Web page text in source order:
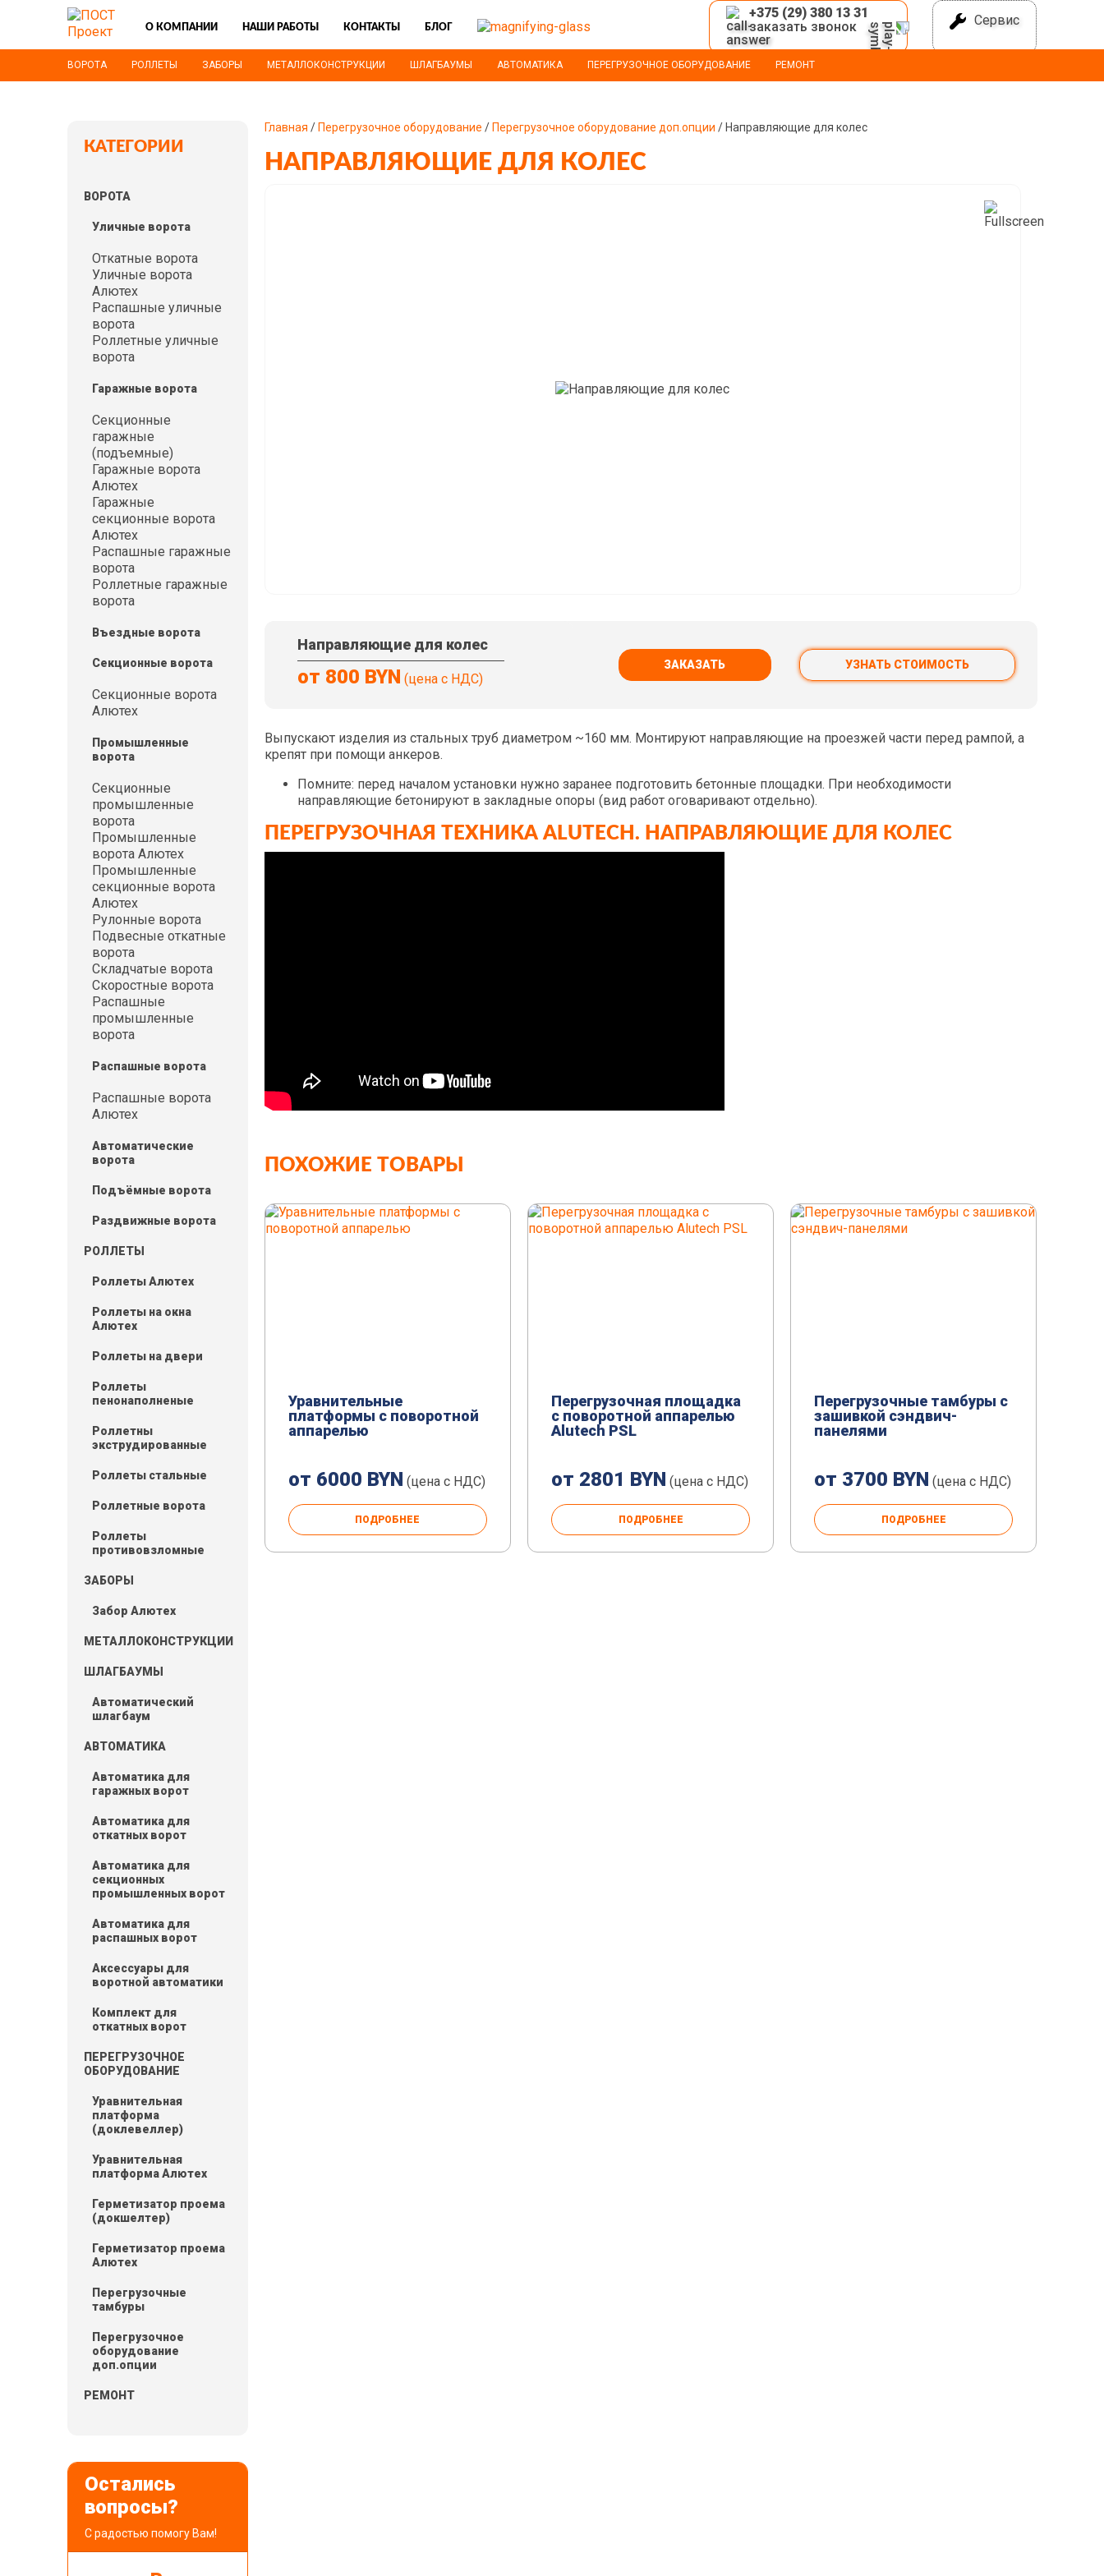
О КОМПАНИИ НАШИ РАБОТЫ КОНТАКТЫ БЛОГ
+375 (29) 380 13 31
заказать звонок
Сервис
ВОРОТА РОЛЛЕТЫ ЗАБОРЫ МЕТАЛЛОКОНСТРУКЦИИ ШЛАГБАУМЫ АВТОМАТИКА ПЕРЕГРУЗОЧНОЕ ОБОРУДОВАНИЕ РЕМОНТ
КАТЕГОРИИ
ВОРОТА
Уличные ворота
Откатные ворота
Уличные ворота
Алютех
Распашные уличные
ворота
Роллетные уличные
ворота
Гаражные ворота
Секционные
гаражные
(подъемные)
Гаражные ворота
Алютех
Гаражные
секционные ворота
Алютех
Распашные гаражные
ворота
Роллетные гаражные
ворота
Въездные ворота
Секционные ворота
Секционные ворота
Алютех
Промышленные
ворота
Секционные
промышленные
ворота
Промышленные
ворота Алютех
Промышленные
секционные ворота
Алютех
Рулонные ворота
Подвесные откатные
ворота
Складчатые ворота
Скоростные ворота
Распашные
промышленные
ворота
Распашные ворота
Распашные ворота
Алютех
Автоматические
ворота
Подъёмные ворота
Раздвижные ворота
РОЛЛЕТЫ
Роллеты Алютех
Роллеты на окна
Алютех
Роллеты на двери
Роллеты
пенонаполненые
Роллетны
экструдированные
Роллеты стальные
Роллетные ворота
Роллеты
противовзломные
ЗАБОРЫ
Забор Алютех
МЕТАЛЛОКОНСТРУКЦИИ
ШЛАГБАУМЫ
Автоматический
шлагбаум
АВТОМАТИКА
Автоматика для
гаражных ворот
Автоматика для
откатных ворот
Автоматика для
секционных
промышленных ворот
Автоматика для
распашных ворот
Аксессуары для
воротной автоматики
Комплект для
откатных ворот
ПЕРЕГРУЗОЧНОЕ
ОБОРУДОВАНИЕ
Уравнительная
платформа
(доклевеллер)
Уравнительная
платформа Алютех
Герметизатор проема
(докшелтер)
Герметизатор проема
Алютех
Перегрузочные
тамбуры
Перегрузочное
оборудование
доп.опции
РЕМОНТ
Остались
вопросы?
С радостью помогу Вам!
Главная / Перегрузочное оборудование / Перегрузочное оборудование доп.опции / Направляющие для колес
НАПРАВЛЯЮЩИЕ ДЛЯ КОЛЕС
Направляющие для колес
от 800 BYN (цена с НДС)
ЗАКАЗАТЬ УЗНАТЬ СТОИМОСТЬ
Выпускают изделия из стальных труб диаметром ~160 мм. Монтируют направляющие на проезжей части перед рампой, а
крепят при помощи анкеров.
Помните: перед началом установки нужно заранее подготовить бетонные площадки. При необходимости
направляющие бетонируют в закладные опоры (вид работ оговаривают отдельно).
ПЕРЕГРУЗОЧНАЯ ТЕХНИКА ALUTECH. НАПРАВЛЯЮЩИЕ ДЛЯ КОЛЕС
ПОХОЖИЕ ТОВАРЫ
Уравнительные
платформы с поворотной
аппарелью
от 6000 BYN (цена с НДС)
ПОДРОБНЕЕ
Перегрузочная площадка
с поворотной аппарелью
Alutech PSL
от 2801 BYN (цена с НДС)
ПОДРОБНЕЕ
Перегрузочные тамбуры с
зашивкой сэндвич-
панелями
от 3700 BYN (цена с НДС)
ПОДРОБНЕЕ